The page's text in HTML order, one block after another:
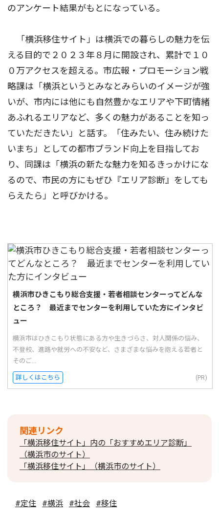
のアンケート結果がもとになっている。
「横浜移住サイト」は横浜での暮らしの魅力を伝
える目的で２０２３年８月に開設され、累計で１０
０万アクセスを超える。市広報・プロモーション戦
略課は「横浜というとみなとみらいのイメージが強
いが、市内には他にも自然豊かなエリアや下町情緒
あふれるエリアなど、多くの魅力があることを知っ
ていただきたい」と話す。「住みたい、住み続けた
いまち」としての都市ブランド向上を目指してお
り、同課は「横浜の新たな魅力を知るきっかけにな
るので、市民の方にもぜひ『エリア診断』をしても
らえたら」と呼びかける。
横浜市ひきこもり総合支援・若者相談センターってどんな
ところ？ 最近までセンターを利用していた方にインタビ
ュー
横浜市はひきこもり状態にある方や生きづらさ、対人関係の悩み、
不登校、進路や就労への不安など、さまざまな悩みを抱える若者と
そのご...
詳しくはこちら (PR)
関連リンク
「横浜移住サイト」内の「おすすめエリア診断」
（横浜市のサイト）
「横浜移住サイト」（横浜市のサイト）
#定住 #横浜 #社会 #移住